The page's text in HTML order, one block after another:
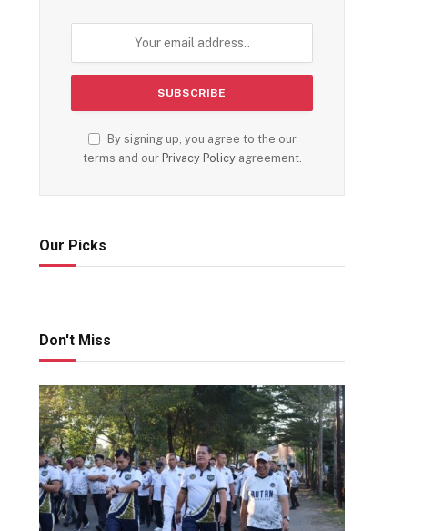
By signing up, you agree to the our
terms and our Privacy Policyagreement.
Our Picks
Don't Miss